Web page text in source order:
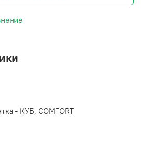
УТЕПЛЕННАЯ, Палатка - КУБ, COMFORT